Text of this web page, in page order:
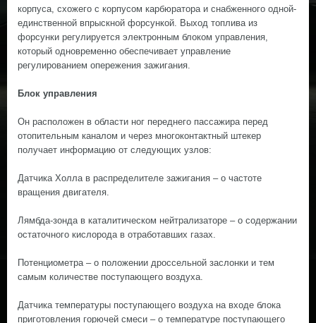
корпуса, схожего с корпусом карбюратора и снабженного одной-
единственной впрыскной форсункой. Выход топлива из
форсунки регулируется электронным блоком управления,
который одновременно обеспечивает управление
регулированием опережения зажигания.
Блок управления
Он расположен в области ног переднего пассажира перед
отопительным каналом и через многоконтактный штекер
получает информацию от следующих узлов:
Датчика Холла в распределителе зажигания – о частоте
вращения двигателя.
Лямбда-зонда в каталитическом нейтрализаторе – о содержании
остаточного кислорода в отработавших газах.
Потенциометра – о положении дроссельной заслонки и тем
самым количестве поступающего воздуха.
Датчика температуры поступающего воздуха на входе блока
приготовления горючей смеси – о температуре поступающего